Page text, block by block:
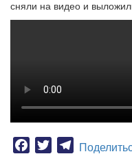
сняли на видео и
Facebook
TwitterTelegram